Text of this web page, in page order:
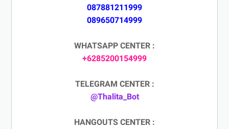
087881211999
089650714999
WHATSAPP CENTER :
+6285200154999
TELEGRAM CENTER :
@Thalita_Bot
HANGOUTS CENTER :